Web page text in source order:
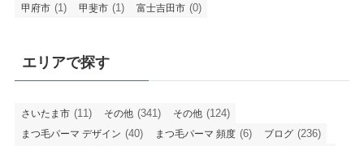
甲府市 (1) 甲斐市 (1) 富士吉田市 (0)
エリアで探す
さいたま市 (11) その他 (341) その他 (124)
まつ毛パーマ デザイン (40) まつ毛パーマ 頻度 (6) ブログ (236)